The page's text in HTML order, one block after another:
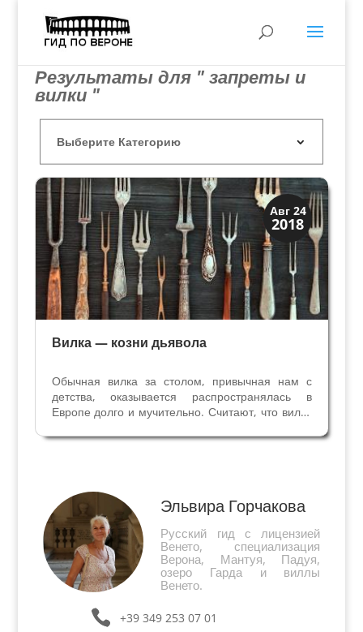
Результаты для " запреты и
вилки "
Авг 24
2018
Вино и кухня
Традиции
Вилка — козни дьявола
Обычная вилка за столом, привычная нам с
детства, оказывается распространялась в
Европе долго и мучительно. Считают, что вилки
средневековье в IV-V веках. На самом деле, это
Эльвира Горчакова
Русский гид с лицензией
Венето, специализация
Верона, Мантуя, Падуя,
озеро Гарда и виллы
Венето.
+39 349 253 07 01